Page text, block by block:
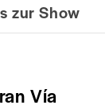
zur Show
Vía